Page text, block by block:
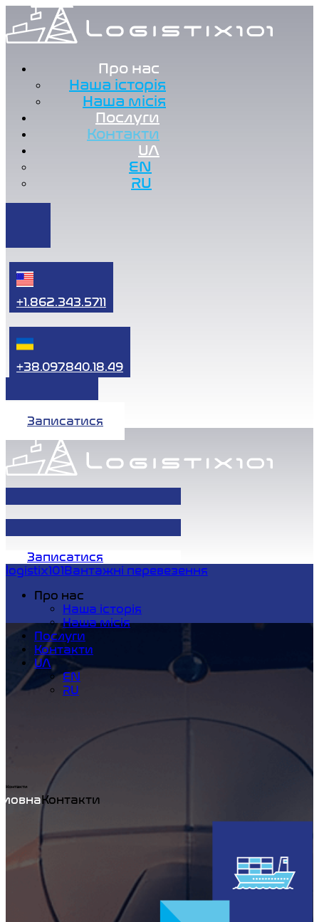
Про нас
Наша історія
Наша місія
Послуги
Контакти
UA
EN
RU
+1.862.343.5711
+38.097.840.18.49
Записатися
Записатися
logistix101Вантажні перевезення
Про нас
Наша історія
Наша місія
Послуги
Контакти
UA
EN
RU
Контакти
Home Контакти